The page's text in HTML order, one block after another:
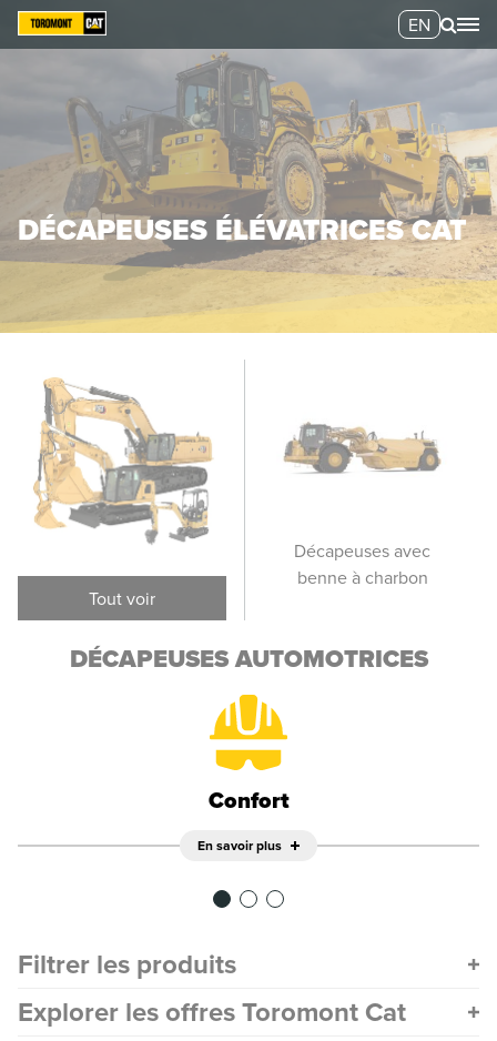
EN
DÉCAPEUSES ÉLÉVATRICES CAT
Tout voir
Décapeuses
élévatrices
Décapeuses avec
benne à charbon
DÉCAPEUSES AUTOMOTRICES
Confort
En savoir plus
Filtrer les produits
Explorer les offres Toromont Cat